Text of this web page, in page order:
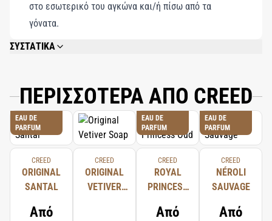
στο εσωτερικό του αγκώνα και/ή πίσω από τα
γόνατα.
ΣΥΣΤΑΤΙΚΑ
ΠΕΡΙΣΣΟΤΕΡΑ ΑΠΟ CREED
EAU DE
PARFUM
CREED
ORIGINAL
SANTAL
Από
CREED
ORIGINAL
VETIVER
EAU DE
PARFUM
CREED
ROYAL
PRINCESS
Από
EAU DE
PARFUM
CREED
NÉROLI
SAUVAGE
Από